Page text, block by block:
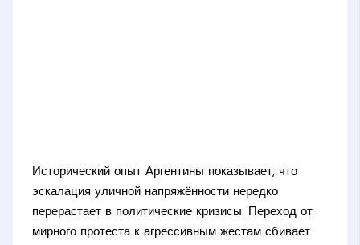
Исторический опыт Аргентины показывает, что
эскалация уличной напряжённости нередко
перерастает в политические кризисы. Переход от
мирного протеста к агрессивным жестам сбивает